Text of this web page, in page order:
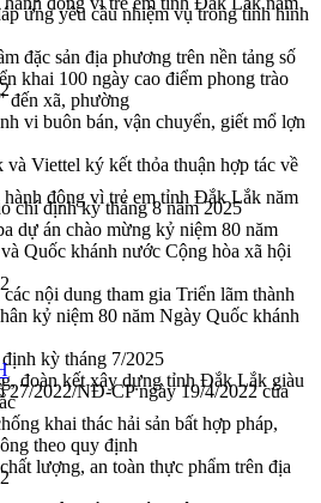
ứng yêu cầu nhiệm vụ trong tình hình
đặc sản địa phương trên nền tảng số
khai 100 ngày cao điểm phong trào
đến xã, phường
vi buôn bán, vận chuyển, giết mổ lợn
Viettel ký kết thỏa thuận hợp tác về
chí định kỳ tháng 8 năm 2025
dự án chào mừng kỷ niệm 80 năm
Quốc khánh nước Cộng hòa xã hội
nội dung tham gia Triển lãm thành
kỷ niệm 80 năm Ngày Quốc khánh
kỳ tháng 7/2025
đoàn kết xây dựng tỉnh Đắk Lắk giàu
khai thác hải sản bất hợp pháp,
theo quy định
lượng, an toàn thực phẩm trên địa
động vì trẻ em tỉnh Đắk Lắk năm
2022/NĐ-CP ngày 19/4/2022 của